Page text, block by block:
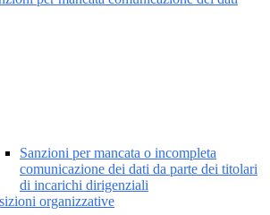
Sanzioni per mancata o incompleta
comunicazione dei dati da parte dei titolari
di incarichi dirigenziali
organizzative